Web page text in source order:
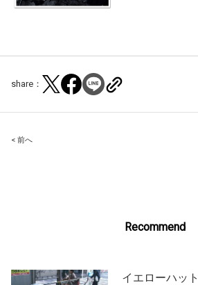
share：
Post
< 前へ
Recommend
イエローハッ